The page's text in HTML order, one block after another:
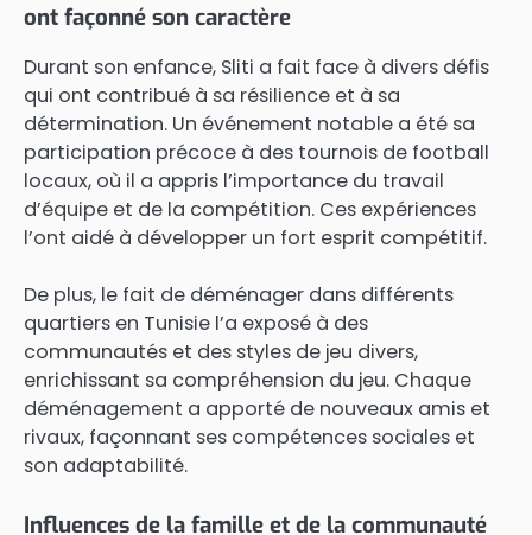
ont façonné son caractère
Durant son enfance, Sliti a fait face à divers défis
qui ont contribué à sa résilience et à sa
détermination. Un événement notable a été sa
participation précoce à des tournois de football
locaux, où il a appris l’importance du travail
d’équipe et de la compétition. Ces expériences
l’ont aidé à développer un fort esprit compétitif.
De plus, le fait de déménager dans différents
quartiers en Tunisie l’a exposé à des
communautés et des styles de jeu divers,
enrichissant sa compréhension du jeu. Chaque
déménagement a apporté de nouveaux amis et
rivaux, façonnant ses compétences sociales et
son adaptabilité.
Influences de la famille et de la communauté